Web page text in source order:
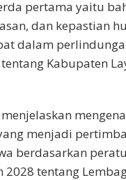
pertama yaitu
dan kepastian
dalam
Kabupaten
menjadi
berdasarkan
2028 tentang